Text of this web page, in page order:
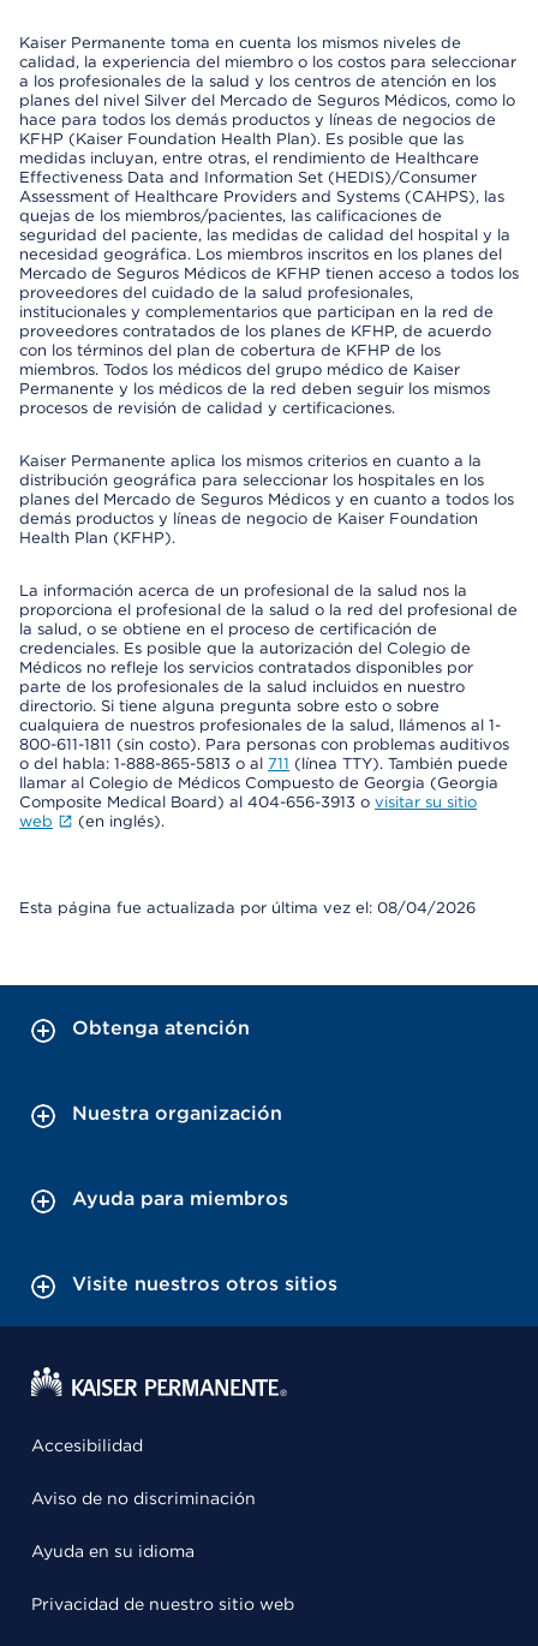
Kaiser Permanente toma en cuenta los mismos niveles de
calidad, la experiencia del miembro o los costos para seleccionar
a los profesionales de la salud y los centros de atención en los
planes del nivel Silver del Mercado de Seguros Médicos, como lo
hace para todos los demás productos y líneas de negocios de
KFHP (Kaiser Foundation Health Plan). Es posible que las
medidas incluyan, entre otras, el rendimiento de Healthcare
Effectiveness Data and Information Set (HEDIS)/Consumer
Assessment of Healthcare Providers and Systems (CAHPS), las
quejas de los miembros/pacientes, las calificaciones de
seguridad del paciente, las medidas de calidad del hospital y la
necesidad geográfica. Los miembros inscritos en los planes del
Mercado de Seguros Médicos de KFHP tienen acceso a todos los
proveedores del cuidado de la salud profesionales,
institucionales y complementarios que participan en la red de
proveedores contratados de los planes de KFHP, de acuerdo
con los términos del plan de cobertura de KFHP de los
miembros. Todos los médicos del grupo médico de Kaiser
Permanente y los médicos de la red deben seguir los mismos
procesos de revisión de calidad y certificaciones.
Kaiser Permanente aplica los mismos criterios en cuanto a la
distribución geográfica para seleccionar los hospitales en los
planes del Mercado de Seguros Médicos y en cuanto a todos los
demás productos y líneas de negocio de Kaiser Foundation
Health Plan (KFHP).
La información acerca de un profesional de la salud nos la
proporciona el profesional de la salud o la red del profesional de
la salud, o se obtiene en el proceso de certificación de
credenciales. Es posible que la autorización del Colegio de
Médicos no refleje los servicios contratados disponibles por
parte de los profesionales de la salud incluidos en nuestro
directorio. Si tiene alguna pregunta sobre esto o sobre
cualquiera de nuestros profesionales de la salud, llámenos al 1-
800-611-1811 (sin costo). Para personas con problemas auditivos
o del habla: 1-888-865-5813 o al 711 (línea TTY). También puede
llamar al Colegio de Médicos Compuesto de Georgia (Georgia
Composite Medical Board) al 404-656-3913 o visitar su sitio
web
(en inglés).
Esta página fue actualizada por última vez el: 08/04/2026
Obtenga atención
Nuestra organización
Ayuda para miembros
Visite nuestros otros sitios
Accesibilidad
Aviso de no discriminación
Ayuda en su idioma
Privacidad de nuestro sitio web